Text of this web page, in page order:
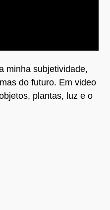
minha subjetividade,
do futuro. Em video
plantas, luz e o